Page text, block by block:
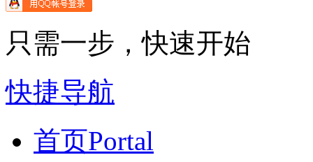
只需一步，快速开始
快捷导航
首页Portal